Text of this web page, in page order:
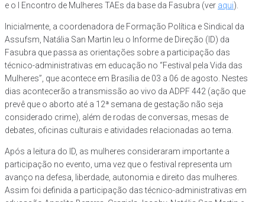
e o I Encontro de Mulheres TAEs da base da Fasubra (ver aqui).
Inicialmente, a coordenadora de Formação Política e Sindical da
Assufsm, Natália San Martin leu o Informe de Direção (ID) da
Fasubra que passa as orientações sobre a participação das
técnico-administrativas em educação no “Festival pela Vida das
Mulheres”, que acontece em Brasília de 03 a 06 de agosto. Nestes
dias acontecerão a transmissão ao vivo da ADPF 442 (ação que
prevê que o aborto até a 12ª semana de gestação não seja
considerado crime), além de rodas de conversas, mesas de
debates, oficinas culturais e atividades relacionadas ao tema.
Após a leitura do ID, as mulheres consideraram importante a
participação no evento, uma vez que o festival representa um
avanço na defesa, liberdade, autonomia e direito das mulheres.
Assim foi definida a participação das técnico-administrativas em